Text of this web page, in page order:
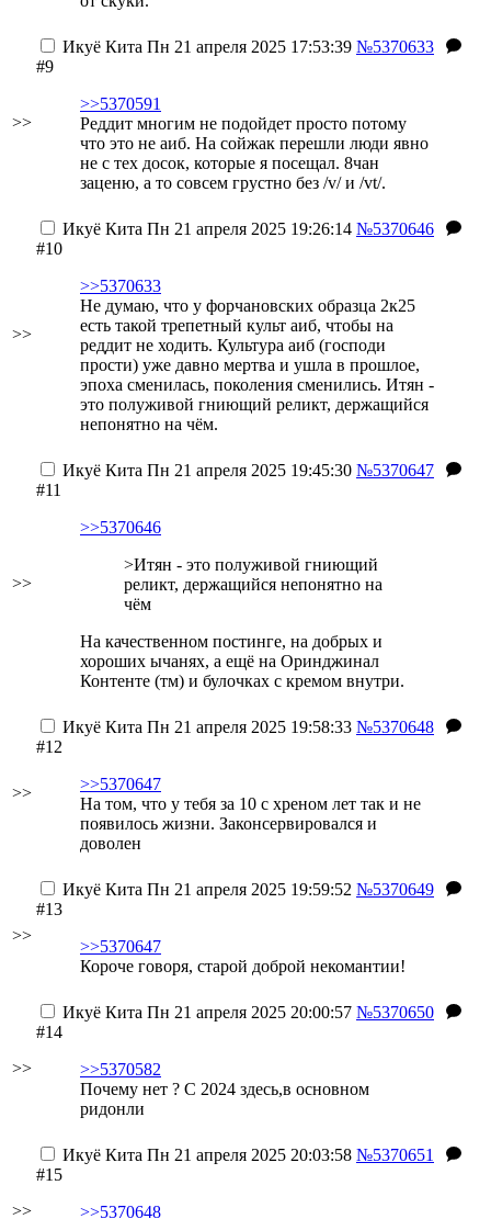
>>
Икуё Кита Пн 21 апреля 2025 17:53:39 №5370633
#9
>>5370591
Реддит многим не подойдет просто потому
что это не аиб. На сойжак перешли люди явно
не с тех досок, которые я посещал. 8чан
заценю, а то совсем грустно без /v/ и /vt/.
>>
Икуё Кита Пн 21 апреля 2025 19:26:14 №5370646
#10
>>5370633
Не думаю, что у форчановских образца 2к25
есть такой трепетный культ аиб, чтобы на
реддит не ходить. Культура аиб (господи
прости) уже давно мертва и ушла в прошлое,
эпоха сменилась, поколения сменились. Итян -
это полуживой гниющий реликт, держащийся
непонятно на чём.
>>
Икуё Кита Пн 21 апреля 2025 19:45:30 №5370647
#11
>>5370646
>Итян - это полуживой гниющий
реликт, держащийся непонятно на
чём
На качественном постинге, на добрых и
хороших ычанях, а ещё на Оринджинал
Контенте (тм) и булочках с кремом внутри.
>>
Икуё Кита Пн 21 апреля 2025 19:58:33 №5370648
#12
>>5370647
На том, что у тебя за 10 с хреном лет так и не
появилось жизни. Законсервировался и
доволен
>>
Икуё Кита Пн 21 апреля 2025 19:59:52 №5370649
#13
>>5370647
Короче говоря, старой доброй некомантии!
>>
Икуё Кита Пн 21 апреля 2025 20:00:57 №5370650
#14
>>5370582
Почему нет ? С 2024 здесь,в основном
ридонли
>>
Икуё Кита Пн 21 апреля 2025 20:03:58 №5370651
#15
>>5370648